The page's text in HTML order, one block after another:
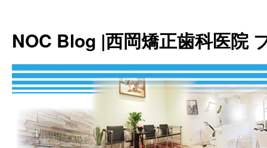
NOC Blog |西岡矯正歯科医院